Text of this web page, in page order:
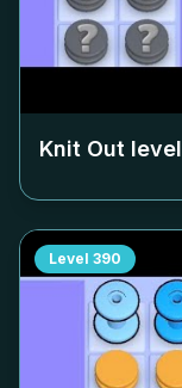
Knit Out level
Level 390